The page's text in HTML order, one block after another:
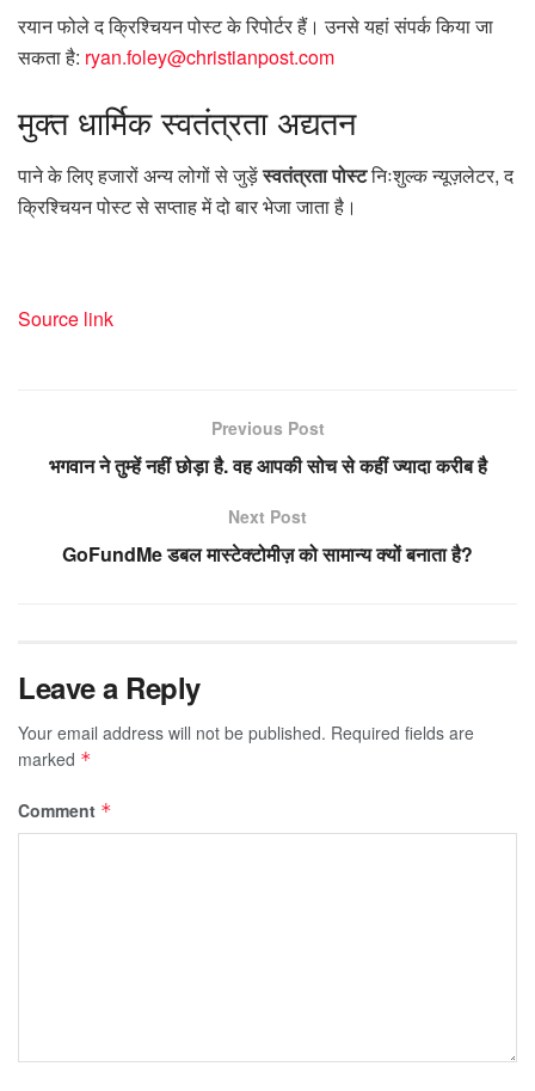
रयान फोले द क्रिश्चियन पोस्ट के रिपोर्टर हैं। उनसे यहां संपर्क किया जा
सकता है: ryan.foley@christianpost.com
मुक्तधार्मिक स्वतंत्रता अद्यतन
पाने के लिए हजारों अन्य लोगों से जुड़ेंस्वतंत्रता पोस्टनिःशुल्क न्यूज़लेटर, द
क्रिश्चियन पोस्ट से सप्ताह में दो बार भेजा जाता है।
Source link
Previous Post
भगवान ने तुम्हें नहीं छोड़ा है. वह आपकी सोच से कहीं ज्यादा करीब है
Next Post
GoFundMe डबल मास्टेक्टोमीज़ को सामान्य क्यों बनाता है?
Leave a Reply
Your email address will not be published. Required fields are
marked *
Comment *